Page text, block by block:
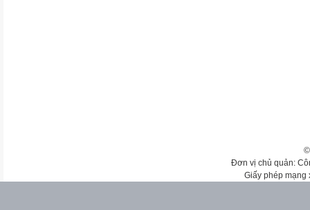
Đơn vị chủ quản:
Giấy phép mạng